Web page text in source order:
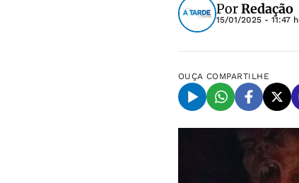
PorRedação
15/01/2025 - 11:47 h
OUÇA COMPARTILHE